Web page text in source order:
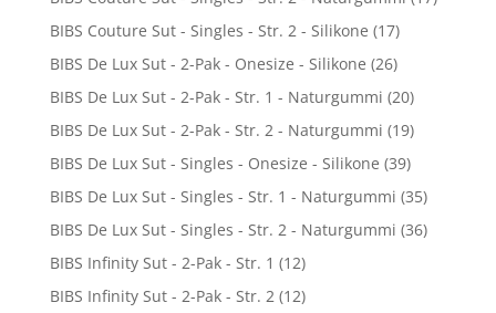
BIBS Couture Sut - Singles - Str. 2 - Silikone (17)
BIBS De Lux Sut - 2-Pak - Onesize - Silikone (26)
BIBS De Lux Sut - 2-Pak - Str. 1 - Naturgummi (20)
BIBS De Lux Sut - 2-Pak - Str. 2 - Naturgummi (19)
BIBS De Lux Sut - Singles - Onesize - Silikone (39)
BIBS De Lux Sut - Singles - Str. 1 - Naturgummi (35)
BIBS De Lux Sut - Singles - Str. 2 - Naturgummi (36)
BIBS Infinity Sut - 2-Pak - Str. 1 (12)
BIBS Infinity Sut - 2-Pak - Str. 2 (12)